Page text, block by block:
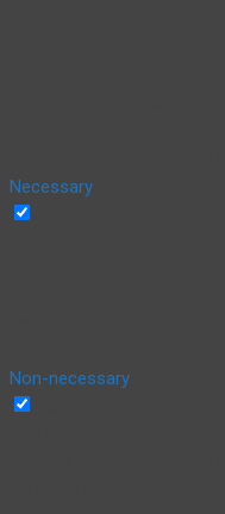
Necessary
Non-necessary